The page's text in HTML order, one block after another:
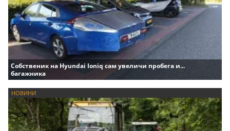
Собственик на Hyundai Ioniq сам увеличи пробега и...
багажника
НОВИНИ